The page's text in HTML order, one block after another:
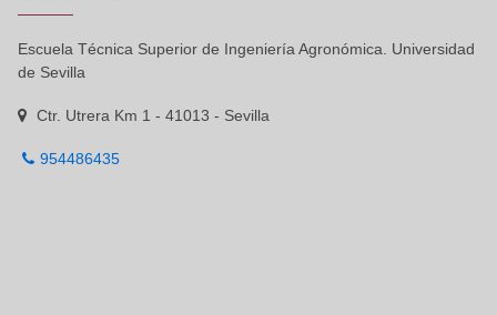
Escuela Técnica Superior de Ingeniería Agronómica. Universidad
de Sevilla
Ctr. Utrera Km 1 - 41013 - Sevilla
954486435